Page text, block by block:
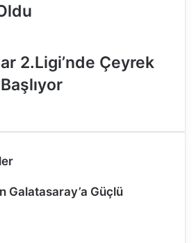
i
ş
b
l
a
2.Ligi’nde Çeyrek
Galatasaray’a Güçlü